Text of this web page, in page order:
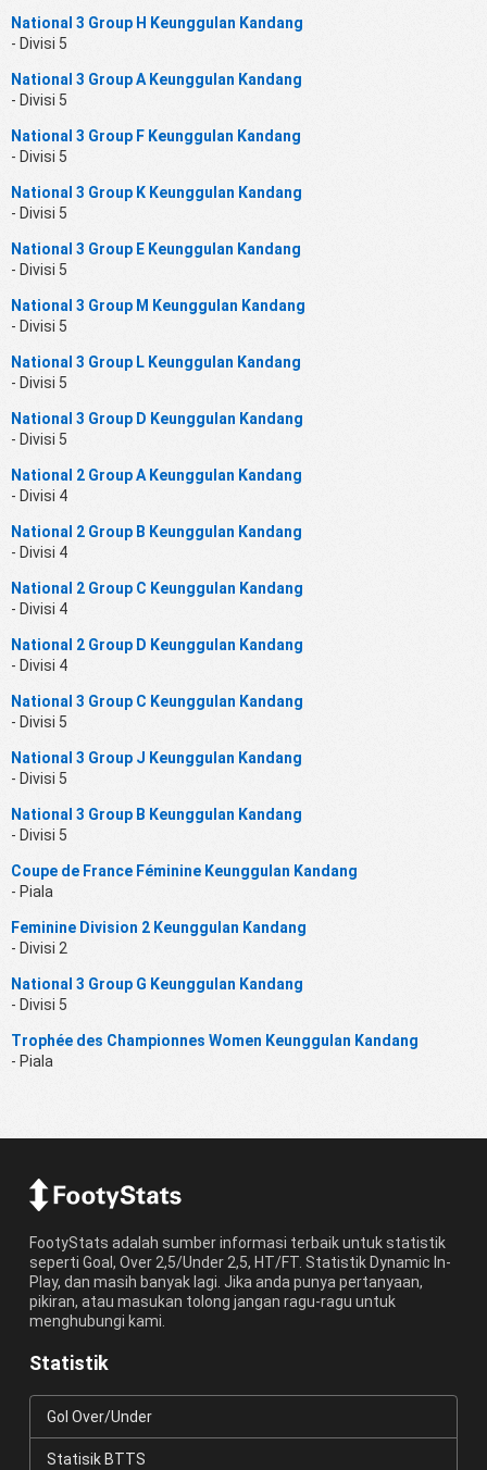
National 3 Group H Keunggulan Kandang
- Divisi 5
National 3 Group A Keunggulan Kandang
- Divisi 5
National 3 Group F Keunggulan Kandang
- Divisi 5
National 3 Group K Keunggulan Kandang
- Divisi 5
National 3 Group E Keunggulan Kandang
- Divisi 5
National 3 Group M Keunggulan Kandang
- Divisi 5
National 3 Group L Keunggulan Kandang
- Divisi 5
National 3 Group D Keunggulan Kandang
- Divisi 5
National 2 Group A Keunggulan Kandang
- Divisi 4
National 2 Group B Keunggulan Kandang
- Divisi 4
National 2 Group C Keunggulan Kandang
- Divisi 4
National 2 Group D Keunggulan Kandang
- Divisi 4
National 3 Group C Keunggulan Kandang
- Divisi 5
National 3 Group J Keunggulan Kandang
- Divisi 5
National 3 Group B Keunggulan Kandang
- Divisi 5
Coupe de France Féminine Keunggulan Kandang
- Piala
Feminine Division 2 Keunggulan Kandang
- Divisi 2
National 3 Group G Keunggulan Kandang
- Divisi 5
Trophée des Championnes Women Keunggulan Kandang
- Piala
FootyStats adalah sumber informasi terbaik untuk statistik
seperti Goal, Over 2,5/Under 2,5, HT/FT. Statistik Dynamic In-
Play, dan masih banyak lagi. Jika anda punya pertanyaan,
pikiran, atau masukan tolong jangan ragu-ragu untuk
menghubungi kami.
Statistik
Gol Over/Under
Statisik BTTS